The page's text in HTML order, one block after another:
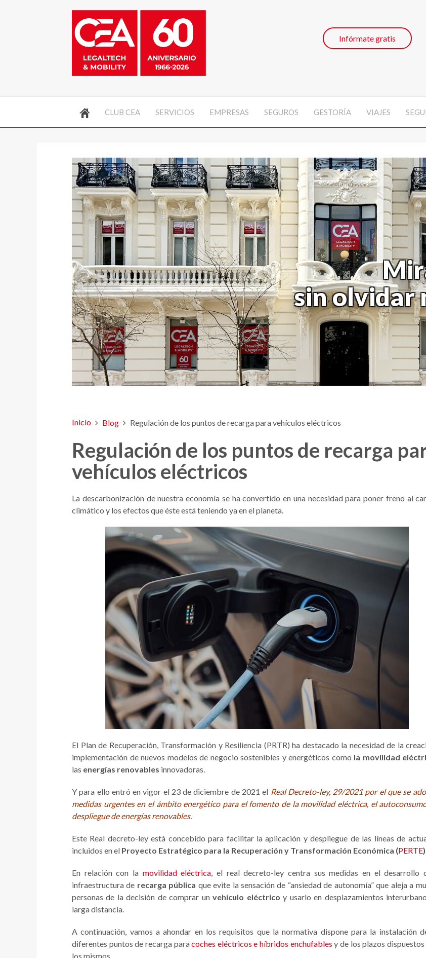
Infórmate gratis
CLUB CEA SERVICIOS EMPRESAS SEGUROS GESTORÍA VIAJES
sin olvidar
Inicio Blog Regulación de los puntos de recarga para vehículos eléctricos
Regulación de los puntos de recarga
vehículos eléctricos
La descarbonización de nuestra economía se ha convertido en una necesidad para poner freno al
climático y los efectos que éste está teniendo ya en el planeta.
El Plan de Recuperación, Transformación y Resiliencia (PRTR) ha destacado la necesidad de la
implementación de nuevos modelos de negocio sostenibles y energéticos como la movilidad
las energías renovables innovadoras.
Y para ello entró en vigor el 23 de diciembre de 2021 el Real Decreto-ley, 29/2021 por el que se
medidas urgentes en el ámbito energético para el fomento de la movilidad eléctrica, el
despliegue de energías renovables.
Este Real decreto-ley está concebido para facilitar la aplicación y despliegue de las líneas de
incluidos en el Proyecto Estratégico para la Recuperación y Transformación Económica (PERTE
En relación con la movilidad eléctrica, el real decreto-ley centra sus medidas en el desarrollo
infraestructura de recarga pública que evite la sensación de “ansiedad de autonomía” que aleja a
personas de la decisión de comprar unvehículo eléctrico y usarlo en desplazamientos
larga distancia.
A continuación, vamos a ahondar en los requisitos que la normativa dispone para la instalación
diferentes puntos de recarga paracoches eléctricos e híbridos enchufables y de los plazos
los mismos.